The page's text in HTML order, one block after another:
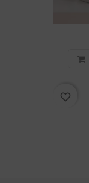
favorite_border